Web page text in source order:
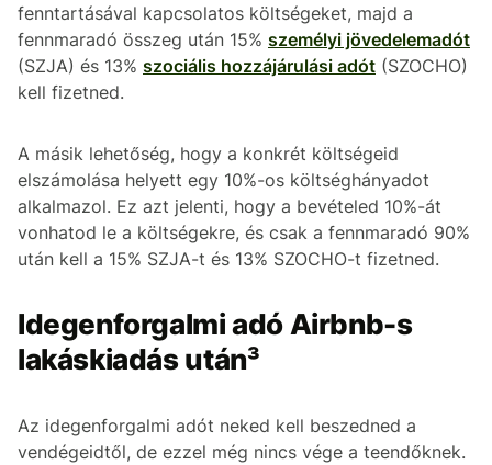
fenntartásával kapcsolatos költségeket, majd a
fennmaradó összeg után 15% személyi jövedelemadót
(SZJA) és 13% szociális hozzájárulási adót (SZOCHO)
kell fizetned.
A másik lehetőség, hogy a konkrét költségeid
elszámolása helyett egy 10%-os költséghányadot
alkalmazol. Ez azt jelenti, hogy a bevételed 10%-át
vonhatod le a költségekre, és csak a fennmaradó 90%
után kell a 15% SZJA-t és 13% SZOCHO-t fizetned.
Idegenforgalmi adó Airbnb-s
lakáskiadás után³
Az idegenforgalmi adót neked kell beszedned a
vendégeidtől, de ezzel még nincs vége a teendőknek.